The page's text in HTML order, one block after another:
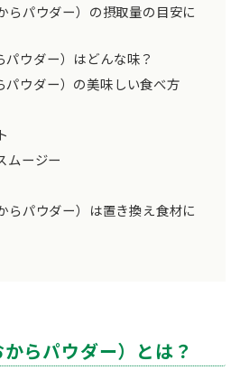
らパウダー）の摂取量の目安に
パウダー）はどんな味？
パウダー）の美味しい食べ方
ムージー
らパウダー）は置き換え食材に
らパウダー）とは？